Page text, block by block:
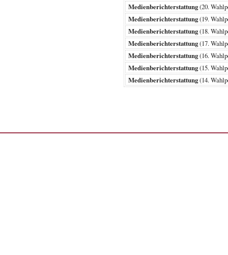
Medienberichterstattung(20.
Medienberichterstattung(19.
Medienberichterstattung(18.
Medienberichterstattung(17.
Medienberichterstattung(16.
Medienberichterstattung(15.
Medienberichterstattung(14.